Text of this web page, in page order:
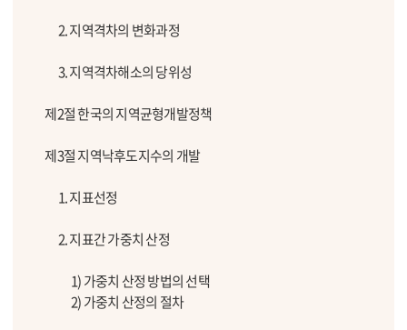
2. 지역격차의 변화과정
3. 지역격차해소의 당위성
제2절 한국의 지역균형개발정책
제3절 지역낙후도지수의 개발
1. 지표선정
2. 지표간 가중치 산정
1) 가중치 산정 방법의 선택
2) 가중치 산정의 절차